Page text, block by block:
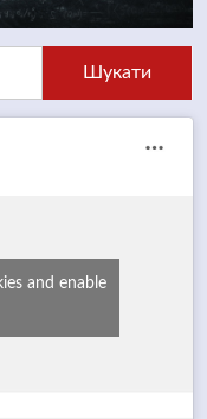
and enable